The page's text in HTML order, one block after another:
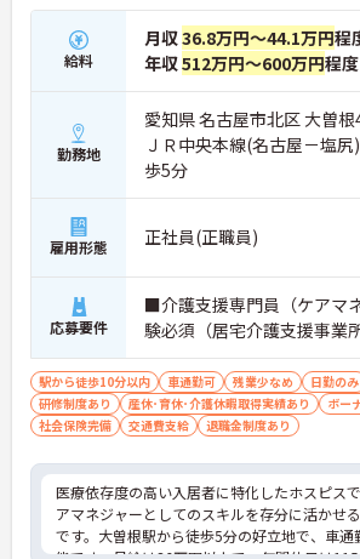
給料
月収36.8万円～44.1万円程
年収512万円～600万円程
勤務地
愛知県 名古屋市北区 大曽
ＪＲ中央本線(名古屋－塩
歩5分
雇用形態 正社員(正職員)
応募要件
■介護支援専門員（ケアマ
験必須（居宅介護支援事業
駅から徒歩10分以内 車通勤可 残業少なめ 日勤のみ
研修制度あり
産休･育休･介護休暇取得実績あり
ボー
社会保険完備
交通費支給 退職金制度あり
医療依存度の高い入居者に特化したホスピス
アマネジャーとしてのスキルを存分に活かせ
です。大曽根駅から徒歩5分の好立地で、車通